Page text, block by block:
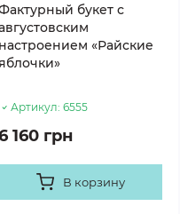
букет с
настроением «Райские
Артикул: 6555
160 грн
В корзину